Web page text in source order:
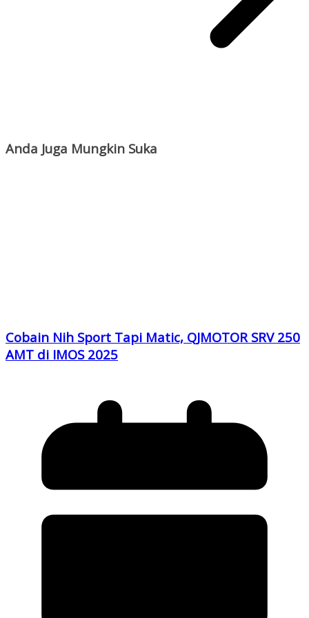
Anda Juga Mungkin Suka
Cobain Nih Sport Tapi Matic, QJMOTOR SRV 250
AMT di IMOS 2025